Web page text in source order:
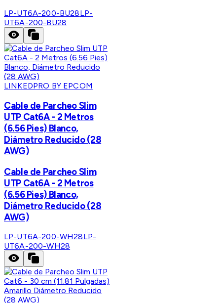
LP-UT6A-200-BU28LP-
UT6A-200-BU28
LINKEDPRO BY EPCOM
Cable de Parcheo Slim
UTP Cat6A - 2 Metros
(6.56 Pies) Blanco,
Diámetro Reducido (28
AWG)
Cable de Parcheo Slim
UTP Cat6A - 2 Metros
(6.56 Pies) Blanco,
Diámetro Reducido (28
AWG)
LP-UT6A-200-WH28LP-
UT6A-200-WH28